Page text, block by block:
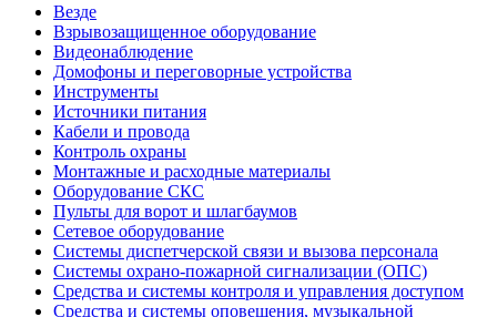
Везде
Взрывозащищенное оборудование
Видеонаблюдение
Домофоны и переговорные устройства
Инструменты
Источники питания
Кабели и провода
Контроль охраны
Монтажные и расходные материалы
Оборудование СКС
Пульты для ворот и шлагбаумов
Сетевое оборудование
Системы диспетчерской связи и вызова персонала
Системы охрано-пожарной сигнализации (ОПС)
Средства и системы контроля и управления доступом
Средства и системы оповещения, музыкальной